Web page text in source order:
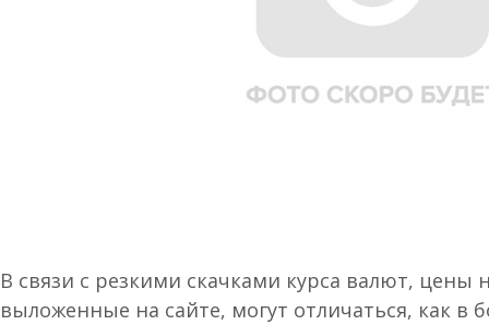
В связи с резкими скачками курса валют, цены
выложенные на сайте, могут отличаться, как в